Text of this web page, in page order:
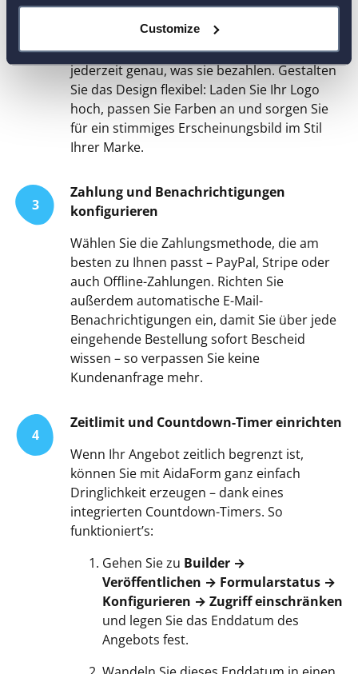
Customize
Kalkulationsfeldkönnen Sie Summen
automatisch berechnen und anzeigen lassen
– so wissen Ihre Kundinnen und Kunden
jederzeit genau, was sie bezahlen. Gestalten
Sie das Design flexibel: Laden Sie Ihr Logo
hoch, passen Sie Farben an und sorgen Sie
für ein stimmiges Erscheinungsbild im Stil
Ihrer Marke.
3
Zahlung und Benachrichtigungen
konfigurieren
Wählen Sie die Zahlungsmethode, die am
besten zu Ihnen passt – PayPal, Stripe oder
auch Offline-Zahlungen. Richten Sie
außerdem automatische E-Mail-
Benachrichtigungen ein, damit Sie über jede
eingehende Bestellung sofort Bescheid
wissen – so verpassen Sie keine
Kundenanfrage mehr.
4
Zeitlimit und Countdown-Timer einrichten
Wenn Ihr Angebot zeitlich begrenzt ist,
können Sie mit AidaForm ganz einfach
Dringlichkeit erzeugen – dank eines
integrierten Countdown-Timers. So
funktioniert’s:
Gehen Sie zu Builder →
Veröffentlichen → Formularstatus →
Konfigurieren → Zugriff einschränken
und legen Sie das Enddatum des
Angebots fest.